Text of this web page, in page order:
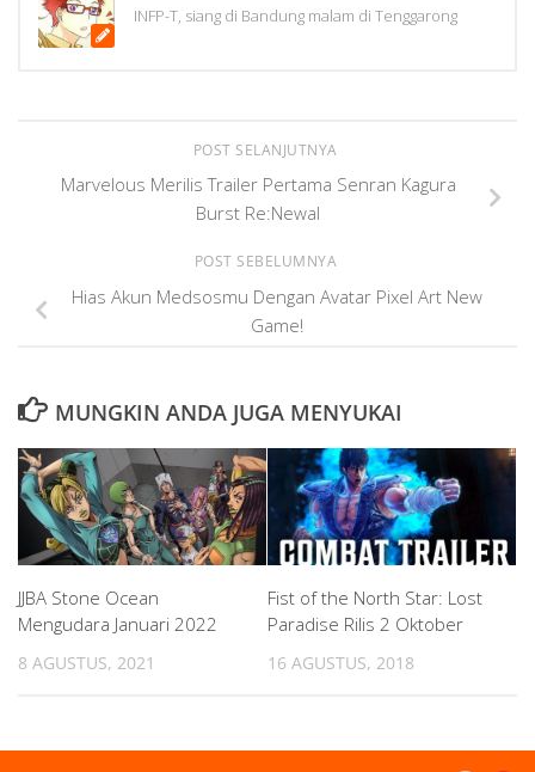
INFP-T, siang di Bandung malam di Tenggarong
POST SELANJUTNYA
Marvelous Merilis Trailer Pertama Senran Kagura
Burst Re:Newal
POST SEBELUMNYA
Hias Akun Medsosmu Dengan Avatar Pixel Art New
Game!
MUNGKIN ANDA JUGA MENYUKAI
JJBA Stone Ocean
Mengudara Januari 2022
8 AGUSTUS, 2021
Fist of the North Star: Lost
Paradise Rilis 2 Oktober
16 AGUSTUS, 2018